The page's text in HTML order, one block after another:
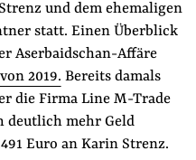
und dem ehemaligen
statt. Einen Überblick
Aserbaidschan-Affäre
2019. Bereits damals
die Firma Line M-Trade
deutlich mehr Geld
Euro an Karin Strenz.